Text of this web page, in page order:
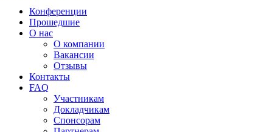
Конференции
Прошедшие
О нас
О компании
Вакансии
Отзывы
Контакты
FAQ
Участникам
Докладчикам
Спонсорам